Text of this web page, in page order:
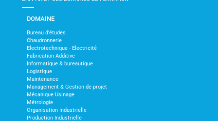
DOMAINE
Bureau d'études
Chaudronnerie
Electrotechnique - Electricité
Fabrication Additive
Informatique & bureautique
Logistique
Maintenance
Management & Gestion de projet
Mécanique Usinage
Métrologie
Organisation Industrielle
Production Industrielle